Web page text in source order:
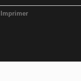
Imprimer